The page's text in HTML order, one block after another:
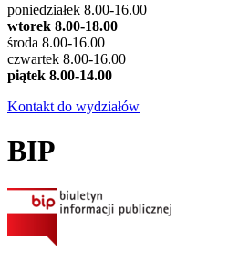
poniedziałek 8.00-16.00
wtorek 8.00-18.00
środa 8.00-16.00
czwartek 8.00-16.00
piątek 8.00-14.00
Kontakt do wydziałów
BIP